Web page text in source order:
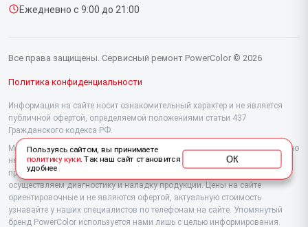
Контакты
Ежедневно с 9:00 до 21:00
Все права защищены. Сервисный ремонт PowerColor © 2026
Политика конфиденциальности
Информация на сайте носит ознакомительный характер и не является
публичной офертой, определяемой положениями статьи 437
Гражданского кодекса РФ.
Мы специализируемся на обслуживании и ремонте техники PowerColor, но
не являемся их официальным представителем. Предоставляем
профессиональные услуги после истечения гарантии, а также
осуществляем диагностику и наладку продукции. Цены на сайте
ориентировочные и не являются офертой, актуальную стоимость
узнавайте у наших специалистов по телефонам на сайте. Упомянутый
бренд PowerColor используется нами лишь с целью информирования.
Пользуясь сайтом, вы принимаете
политику куки. Так наш сайт становится
удобнее
ОК